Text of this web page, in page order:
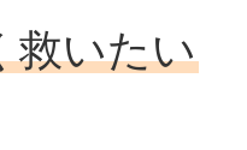
救いたい